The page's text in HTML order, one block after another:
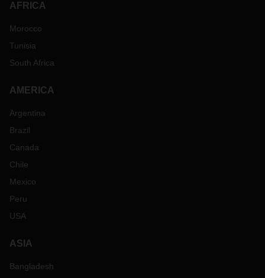
AFRICA
Morocco
Tunisia
South Africa
AMERICA
Argentina
Brazil
Canada
Chile
Mexico
Peru
USA
ASIA
Bangladesh